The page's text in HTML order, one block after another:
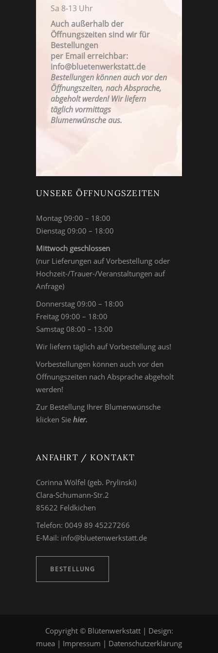
FAMILIENBETRIEB SEIT 1923
UNSERE ÖFFNUNGSZEITEN
Montag 09:00 – 18:00
Dienstag 09:00 – 18:00
Mittwoch geschlossen
(nur Lieferungen auf Vorbestellung oder
Hochzeit-/Trauer-/Veranstaltungen auf
Anfrage)
Donnerstag 09:00 – 18:00
Freitag 09:00 – 18:00
Samstag 08:00 – 13:00
Wir liefern täglich auf Vorbestellung aus!
Vorbestellungen können auch vor den
Öffnungszeiten nach Absprache abgeholt
werden!
Zur Bestellung Ihrer Blumenwünsche
klicken Sie hier.
ANFAHRT / KONTAKT
Corinna Wölfel (geb. Prylinski)
Clara-Schumann-Str.2
85622 Feldkichen
Telefon: 0049 89 45227266
E-Mail: info@bluetenwerkstatt.de
BESTELLUNG
Copyright © Blütenwerkstatt | Design:
muea | Impressum | Datenschutzerklärung
Sa 8-13 Uhr
Auch außerhalb der
Öffnungszeiten sind wir für
Bestellungen
per Email erreichbar:
info@bluetenwerkstatt.de
Bestellungen können auch vor den
Öffnungszeiten, nach Absprache,
abgeholt werden! Wir liefern
täglich vormittags
Blumenwünsche aus.